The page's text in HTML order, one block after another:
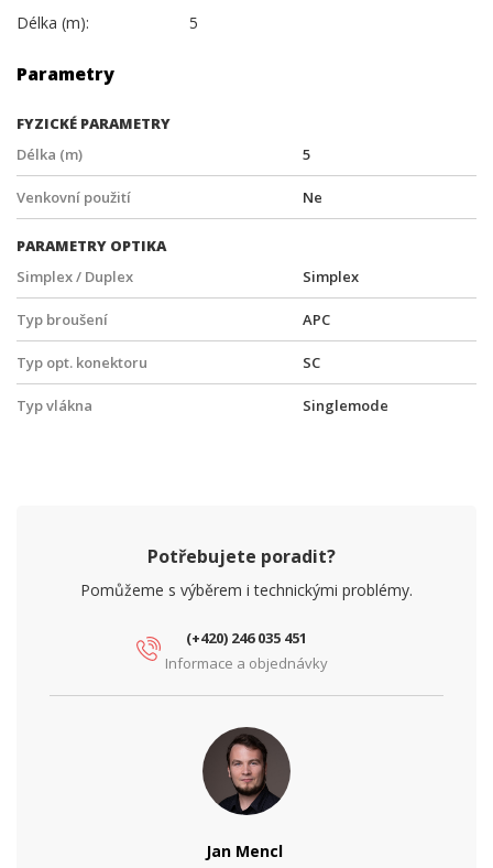
Délka (m):
5
Parametry
FYZICKÉ PARAMETRY
Délka (m)
5
Venkovní použití Ne
PARAMETRY OPTIKA
Simplex / Duplex
Simplex
Typ broušení APC
Typ opt. konektoru SC
Typ vlákna Singlemode
Potřebujete poradit?
Pomůžeme s výběrem i technickými problémy.
(+420) 246 035 451
Informace a objednávky
Jan Mencl